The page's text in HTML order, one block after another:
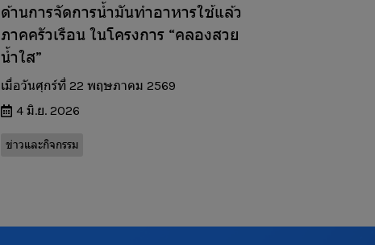
ด้านการจัดการน้ำมันทำอาหารใช้แล้ว
ภาคครัวเรือน ในโครงการ “คลองสวย
น้ำใส”
เมื่อวันศุกร์ที่ 22 พฤษภาคม 2569
4 มิ.ย. 2026
ข่าวและกิจกรรม